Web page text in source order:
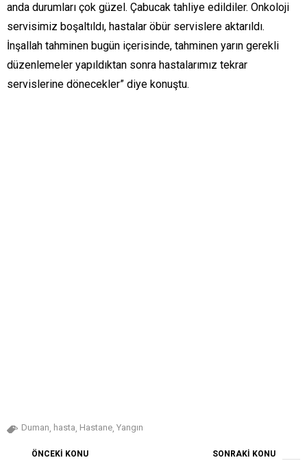
anda durumları çok güzel. Çabucak tahliye edildiler. Onkoloji
servisimiz boşaltıldı, hastalar öbür servislere aktarıldı.
İnşallah tahminen bugün içerisinde, tahminen yarın gerekli
düzenlemeler yapıldıktan sonra hastalarımız tekrar
servislerine dönecekler” diye konuştu.
Duman, hasta, Hastane, Yangın
ÖNCEKİ KONU SONRAKİ KONU